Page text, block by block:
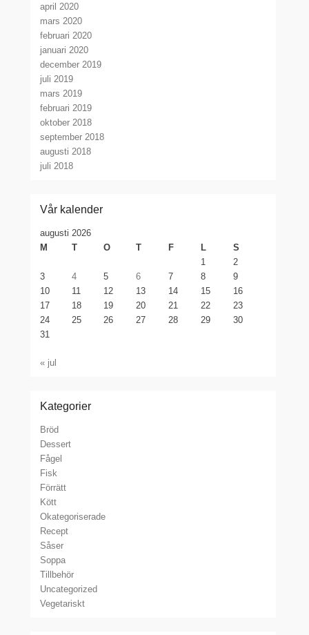
april 2020
mars 2020
februari 2020
januari 2020
december 2019
juli 2019
mars 2019
februari 2019
oktober 2018
september 2018
augusti 2018
juli 2018
Vår kalender
augusti 2026
M
T O T F L
S
1
2
3
4 5 6 7 8
9
10
11 12 13 14 15
16
17
18 19 20 21 22
23
24
25 26 27 28 29
30
31
« jul
Kategorier
Bröd
Dessert
Fågel
Fisk
Förrätt
Kött
Okategoriserade
Recept
Såser
Soppa
Tillbehör
Uncategorized
Vegetariskt